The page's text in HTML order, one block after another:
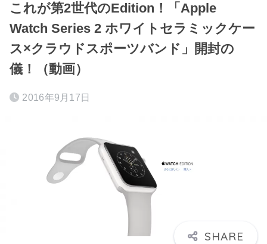
これが第2世代のEdition！「Apple
Watch Series 2 ホワイトセラミックケー
ス×クラウドスポーツバンド」開封の
儀！（動画）
2016年9月17日